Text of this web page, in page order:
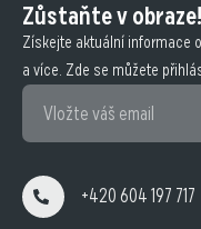
Zůstaňte v obraze!
Získejte aktuální informace
a více. Zde se můžete
+420 604 197 717